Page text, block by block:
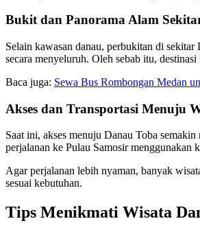
Bukit dan Panorama Alam
Selain kawasan danau, perbukitan di
secara menyeluruh. Oleh sebab itu,
Baca juga: Sewa Bus Rombongan Medan
Akses dan Transportasi Menuju
Saat ini, akses menuju Danau Toba
perjalanan ke Pulau Samosir menggunakan
Agar perjalanan lebih nyaman, banyak
sesuai kebutuhan.
Tips Menikmati Wisata